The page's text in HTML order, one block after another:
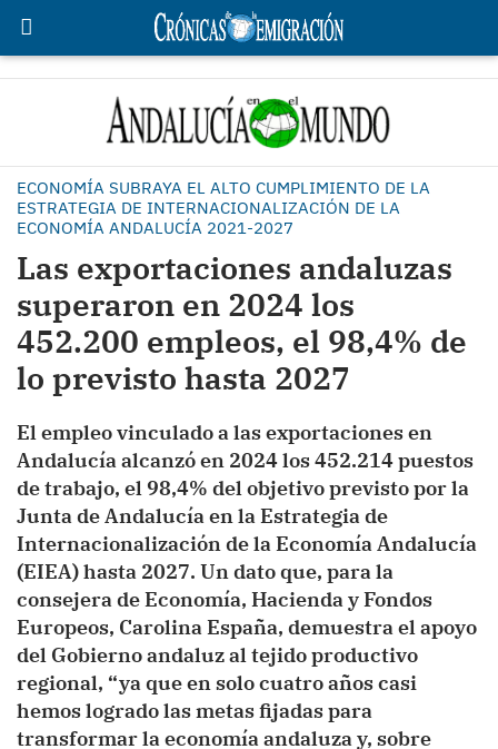
ECONOMÍA SUBRAYA EL ALTO CUMPLIMIENTO DE LA
ESTRATEGIA DE INTERNACIONALIZACIÓN DE LA
ECONOMÍA ANDALUCÍA 2021-2027
Las exportaciones andaluzas
superaron en 2024 los
452.200 empleos, el 98,4% de
lo previsto hasta 2027
El empleo vinculado a las exportaciones en
Andalucía alcanzó en 2024 los 452.214 puestos
de trabajo, el 98,4% del objetivo previsto por la
Junta de Andalucía en la Estrategia de
Internacionalización de la Economía Andalucía
(EIEA) hasta 2027. Un dato que, para la
consejera de Economía, Hacienda y Fondos
Europeos, Carolina España, demuestra el apoyo
del Gobierno andaluz al tejido productivo
regional, “ya que en solo cuatro años casi
hemos logrado las metas fijadas para
transformar la economía andaluza y, sobre